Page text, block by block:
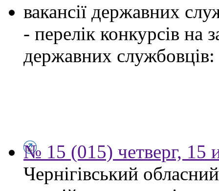
вакансії державних
- перелік конкурсів на
державних службовців:
№ 15 (015) четверг, 15
Чернігівський